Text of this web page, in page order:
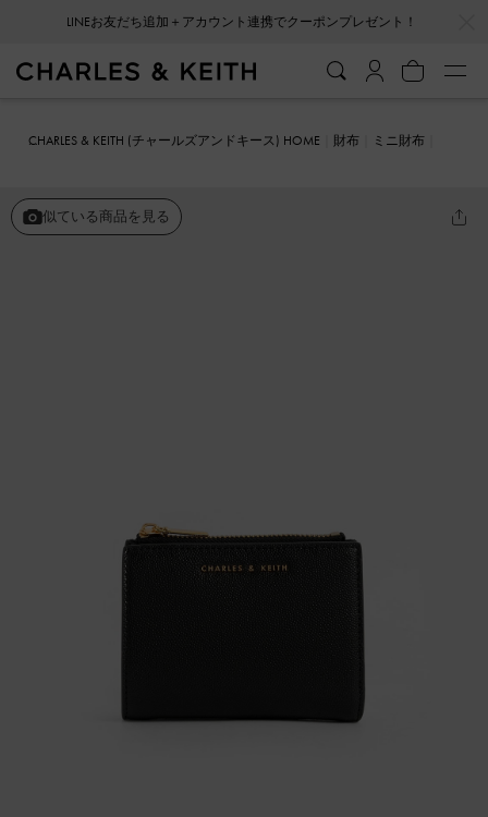
会員登録＋ニュースレター登録で10%OFFクーポンプレゼント！
CHARLES & KEITH (チャールズアンドキース) HOME 財布
ミニ財布
似ている商品を見る